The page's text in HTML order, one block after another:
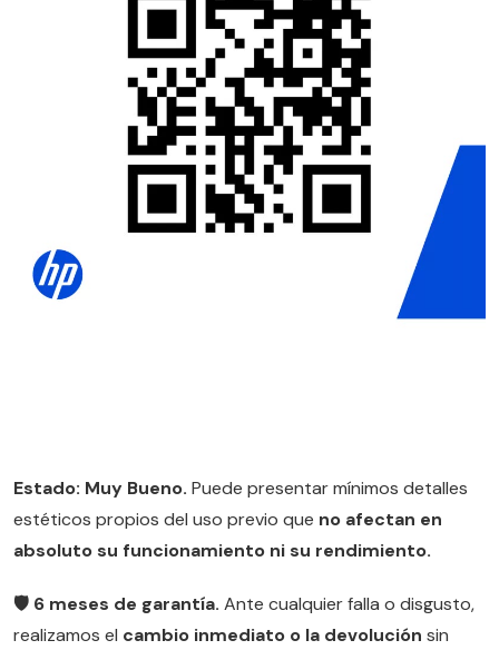
Estado: Muy Bueno. Puede presentar mínimos detalles
estéticos propios del uso previo que no afectan en
absoluto su funcionamiento ni su rendimiento.
🛡️ 6 meses de garantía. Ante cualquier falla o disgusto,
realizamos el cambio inmediato o la devolución sin